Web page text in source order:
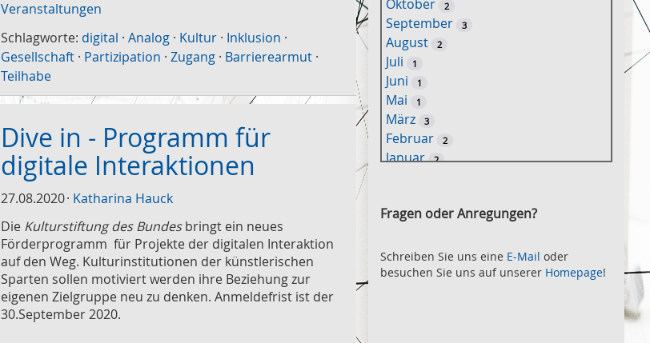
Veranstaltungen
Schlagworte: digital ·Analog · Kultur · Inklusion ·
Gesellschaft · Partizipation ·Zugang · Barrierearmut ·
Teilhabe
Dive in - Programm für
digitale Interaktionen
27.08.2020 Katharina Hauck
Die Kulturstiftung des Bundesbringt ein neues
Förderprogramm für Projekte der digitalen Interaktion
auf den Weg. Kulturinstitutionen der künstlerischen
Sparten sollen motiviert werden ihre Beziehung zur
eigenen Zielgruppe neu zu denken. Anmeldefrist ist der
30.September 2020.
w
o
r
u
c
Oktober 2
September 3
August 2
Juli 1
Juni 1
Mai 1
März 3
Februar 2
Januar 2
Oktober 2
August 2
Juli 2
Fragen oder Anregungen?
Schreiben Sie uns eine E-Mail oder
besuchen Sie uns auf unserer Homepage!